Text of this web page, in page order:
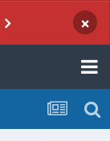
×